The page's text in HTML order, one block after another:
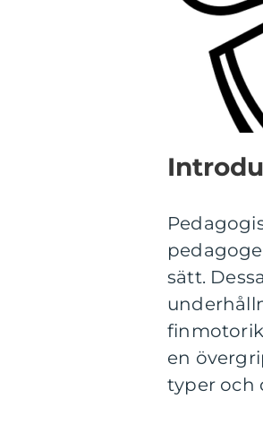
sätt.
en
typer och